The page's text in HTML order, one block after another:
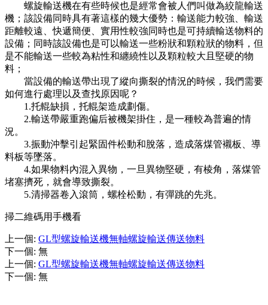
螺旋輸送機在有些時候也是經常會被人們叫做為絞龍輸送
機；該設備同時具有著這樣的幾大優勢：輸送能力較強、輸送
距離較遠、快遞簡便、實用性較強同時也是可持續輸送物料的
設備；同時該設備也是可以輸送一些粉狀和顆粒狀的物料，但
是不能輸送一些較為粘性和纏繞性以及顆粒較大且堅硬的物
料；
當設備的輸送帶出現了縱向撕裂的情況的時候，我們需要
如何進行處理以及查找原因呢？
1.托輥缺損，托輥架造成劃傷。
2.輸送帶嚴重跑偏后被機架掛住，是一種較為普遍的情
況。
3.振動沖擊引起緊固件松動和脫落，造成落煤管襯板、導
料板等墜落。
4.如果物料內混入異物，一旦異物堅硬，有棱角，落煤管
堵塞擠死，就會導致撕裂。
5.清掃器卷入滾筒，螺栓松動，有彈跳的先兆。
掃二維碼用手機看
上一個: GL型螺旋輸送機無軸螺旋輸送傳送物料
下一個: 無
上一個: GL型螺旋輸送機無軸螺旋輸送傳送物料
下一個: 無